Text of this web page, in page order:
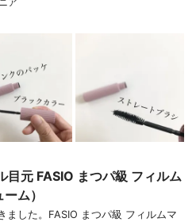
目元 FASIO まつパ級 フィルム
ム）
ました。FASIO まつパ級 フィルムマ